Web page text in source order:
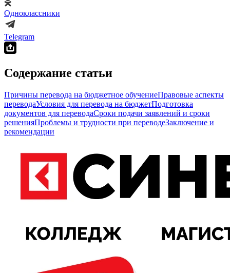
Одноклассники
Telegram
Содержание статьи
Причины перевода на бюджетное обучениеПравовые аспекты
переводаУсловия для перевода на бюджетПодготовка
документов для переводаСроки подачи заявлений и сроки
решенияПроблемы и трудности при переводеЗаключение и
рекомендации